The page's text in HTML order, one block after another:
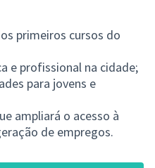
primeiros cursos do
e profissional na cidade;
para jovens e
ampliará o acesso à
de empregos.